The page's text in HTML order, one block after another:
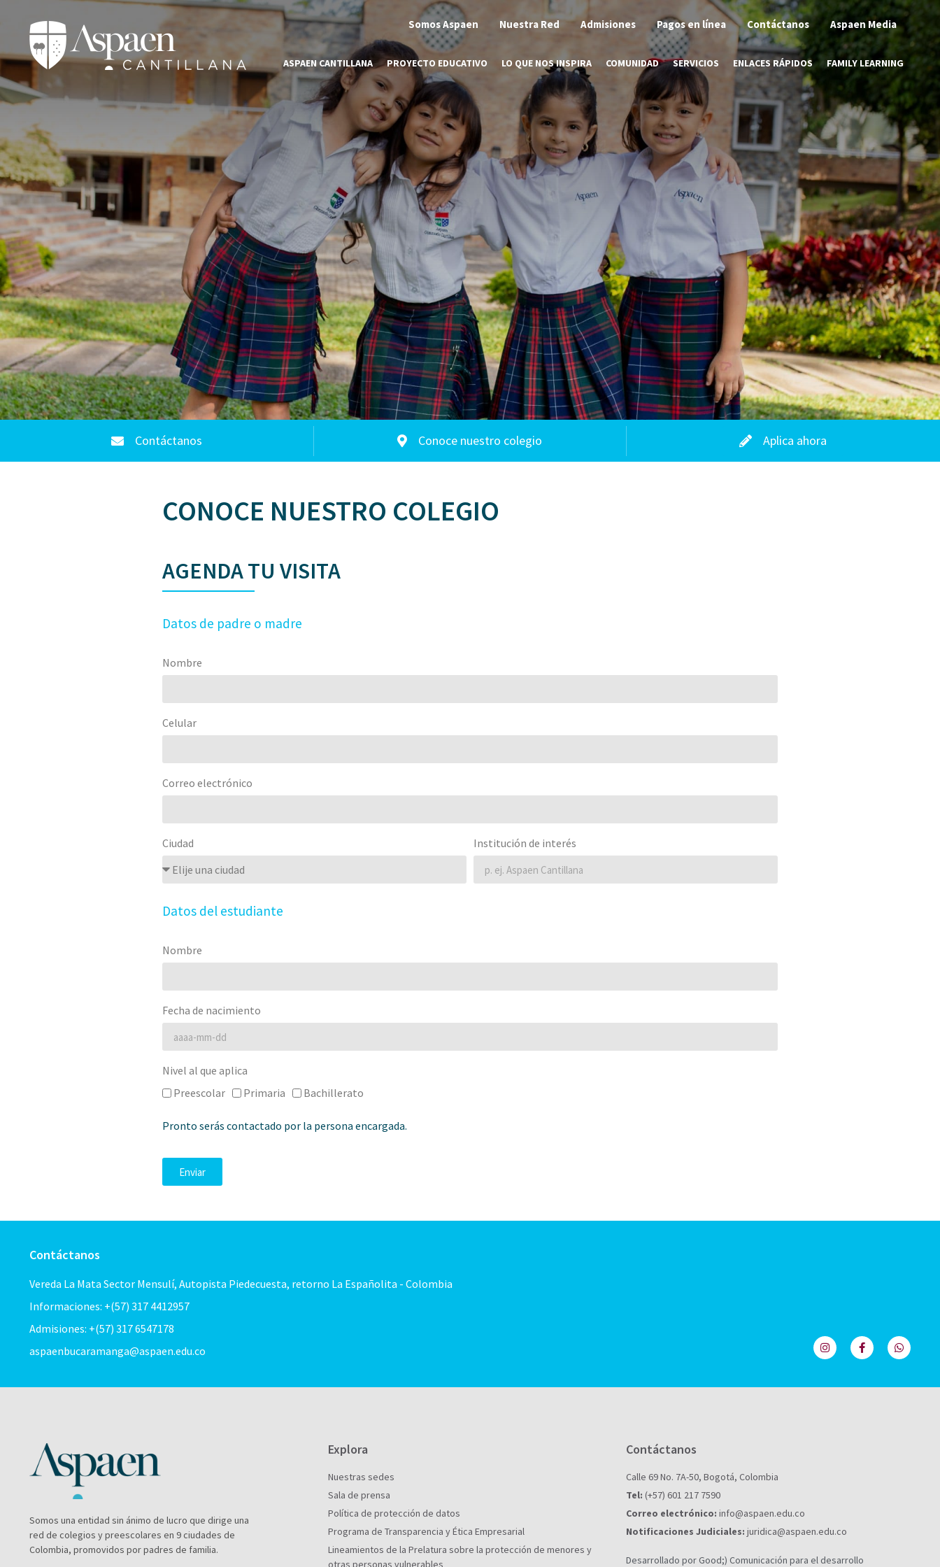
Somos Aspaen Nuestra Red Admisiones Pagos en línea Contáctanos Aspaen Media
ASPAEN CANTILLANA PROYECTO EDUCATIVO LO QUE NOS INSPIRA COMUNIDAD SERVICIOS ENLACES RÁPIDOS FAMILY LEARNING
Contáctanos Conoce nuestro colegio Aplica ahora
CONOCE NUESTRO COLEGIO
AGENDA TU VISITA
Datos de padre o madre
Nombre
Celular
Correo electrónico
Ciudad Institución de interés
Datos del estudiante
Nombre
Fecha de nacimiento
Nivel al que aplica
Preescolar
Primaria Bachillerato
Pronto serás contactado por la persona encargada.
Enviar
Contáctanos
Vereda La Mata Sector Mensulí, Autopista Piedecuesta, retorno La Españolita - Colombia
Informaciones: +(57) 317 4412957
Admisiones: +(57) 317 6547178
aspaenbucaramanga@aspaen.edu.co
Somos una entidad sin ánimo de lucro que dirige una
red de colegios y preescolares en 9 ciudades de
Colombia, promovidos por padres de familia.
Explora
Nuestras sedes
Sala de prensa
Política de protección de datos
Programa de Transparencia y Ética Empresarial
Lineamientos de la Prelatura sobre la protección de menores y
otras personas vulnerables
Contáctanos
Calle 69 No. 7A-50, Bogotá, Colombia
Tel: (+57) 601 217 7590
Correo electrónico: info@aspaen.edu.co
Notificaciones Judiciales: juridica@aspaen.edu.co
Desarrollado por Good;) Comunicación para el desarrollo